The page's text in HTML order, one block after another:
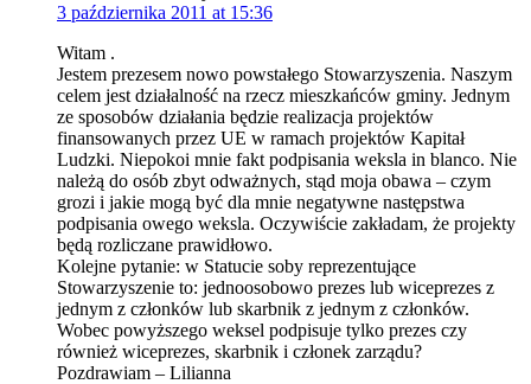
3 października 2011 at 15:36
Witam .
Jestem prezesem nowo powstałego Stowarzyszenia. Naszym
celem jest działalność na rzecz mieszkańców gminy. Jednym
ze sposobów działania będzie realizacja projektów
finansowanych przez UE w ramach projektów Kapitał
Ludzki. Niepokoi mnie fakt podpisania weksla in blanco. Nie
należą do osób zbyt odważnych, stąd moja obawa – czym
grozi i jakie mogą być dla mnie negatywne następstwa
podpisania owego weksla. Oczywiście zakładam, że projekty
będą rozliczane prawidłowo.
Kolejne pytanie: w Statucie soby reprezentujące
Stowarzyszenie to: jednoosobowo prezes lub wiceprezes z
jednym z członków lub skarbnik z jednym z członków.
Wobec powyższego weksel podpisuje tylko prezes czy
również wiceprezes, skarbnik i członek zarządu?
Pozdrawiam – Lilianna